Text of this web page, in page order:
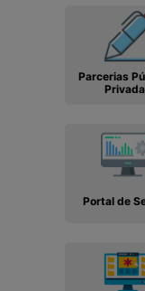
Parcerias
Portal de